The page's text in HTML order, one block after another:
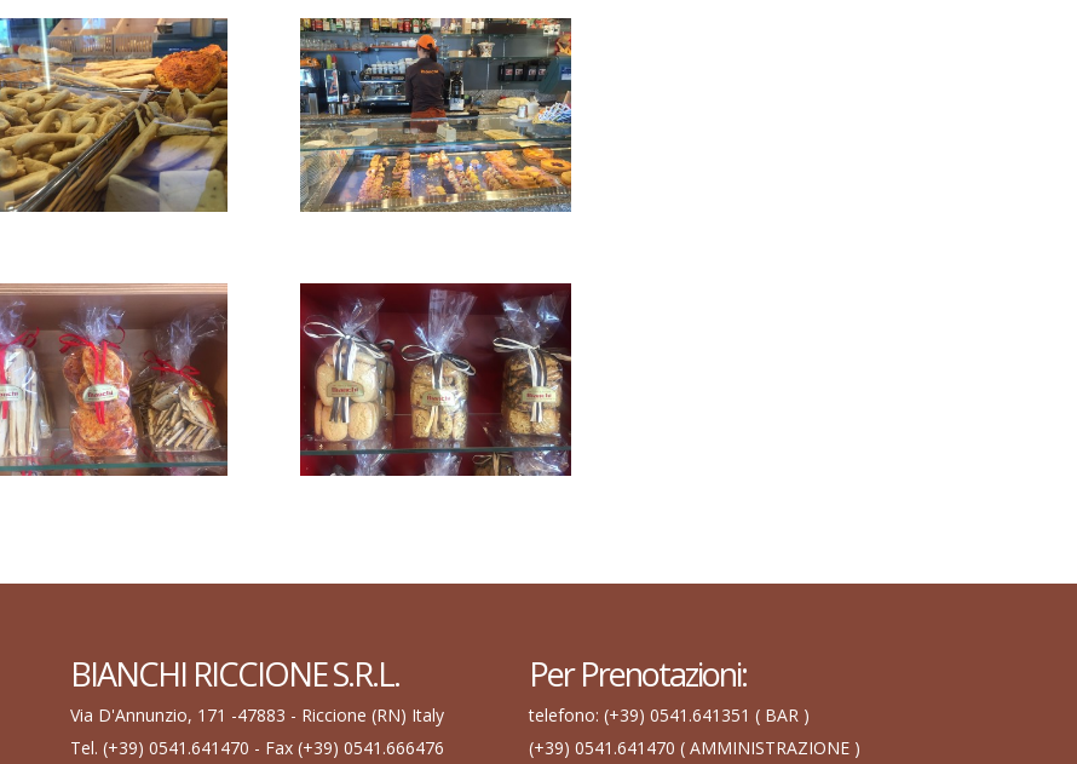
BIANCHI RICCIONE S.R.L.
Via D'Annunzio, 171 -47883 - Riccione (RN) Italy
Tel. (+39) 0541.641470 - Fax (+39) 0541.666476
Per Prenotazioni:
telefono: (+39) 0541.641351 ( BAR )
(+39) 0541.641470 ( AMMINISTRAZIONE )